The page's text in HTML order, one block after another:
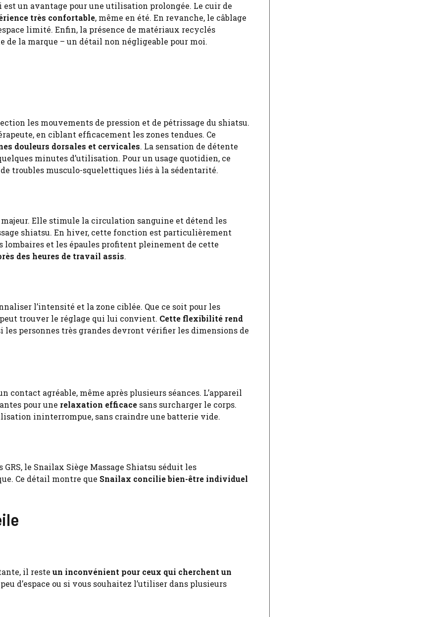
un avantage pour une utilisation prolongée. Le cuir de
très confortable, même en été. En revanche, le câblage
limité. Enfin, la présence de matériaux recyclés
de la marque – un détail non négligeable pour moi.
les mouvements de pression et de pétrissage du shiatsu.
en ciblant efficacement les zones tendues. Ce
douleurs dorsales et cervicales. La sensation de détente
minutes d’utilisation. Pour un usage quotidien, ce
troubles musculo-squelettiques liés à la sédentarité.
Elle stimule la circulation sanguine et détend les
shiatsu. En hiver, cette fonction est particulièrement
lombaires et les épaules profitent pleinement de cette
des heures de travail assis.
l’intensité et la zone ciblée. Que ce soit pour les
trouver le réglage qui lui convient. Cette flexibilité rend
les personnes très grandes devront vérifier les dimensions de
agréable, même après plusieurs séances. L’appareil
pour une relaxation efficace sans surcharger le corps.
ininterrompue, sans craindre une batterie vide.
le Snailax Siège Massage Shiatsu séduit les
Ce détail montre que Snailax concilie bien-être individuel
il reste un inconvénient pour ceux qui cherchent un
d’espace ou si vous souhaitez l’utiliser dans plusieurs